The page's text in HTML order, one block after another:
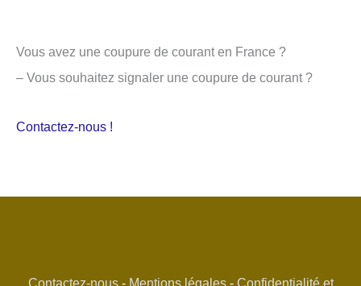
Vous avez une coupure de courant en France ?
– Vous souhaitez signaler une coupure de courant ?
Contactez-nous !
Contactez-nous- Mentions légales- Confidentialité et